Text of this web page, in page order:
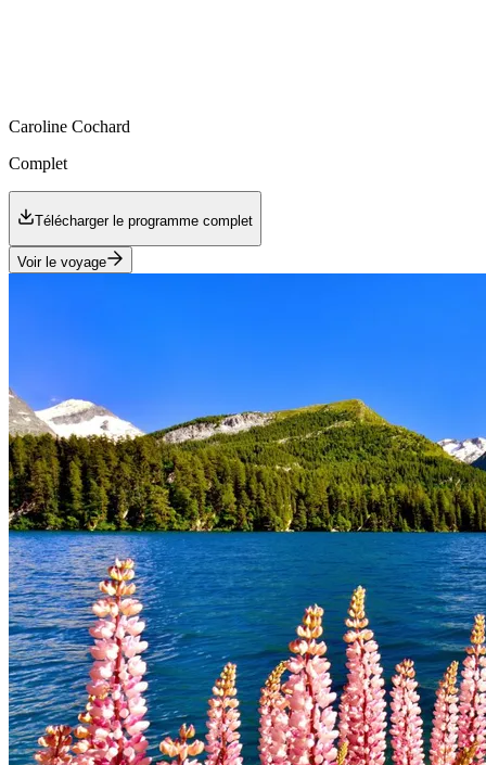
Caroline Cochard
Complet
Télécharger le programme complet
Voir le voyage